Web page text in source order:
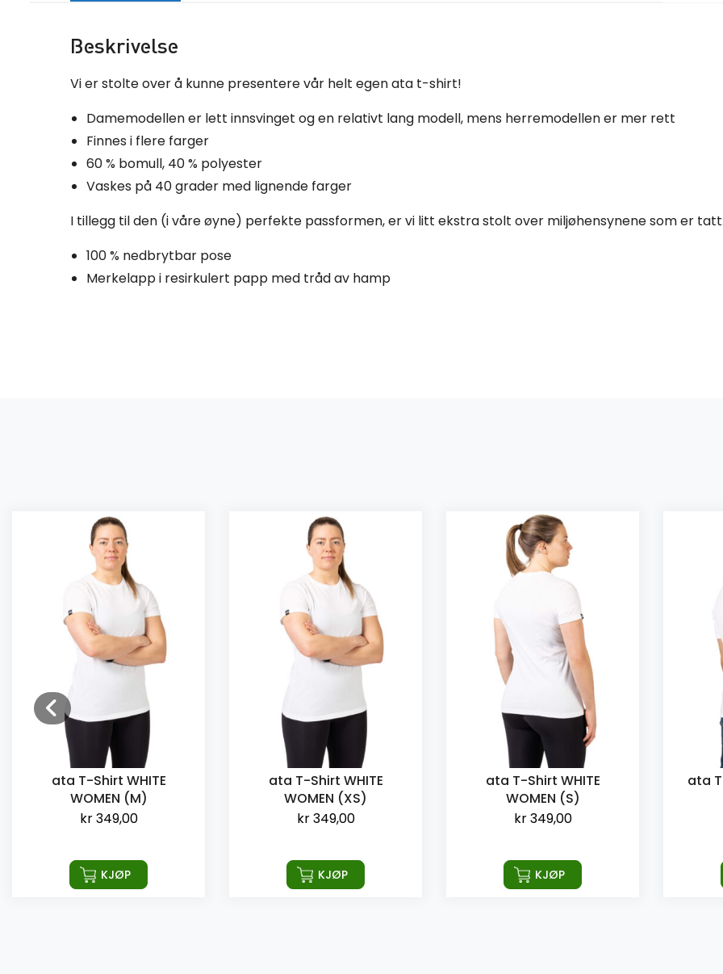
Beskrivelse
Vi er stolte over å kunne presentere vår helt egen ata t-shirt!
Damemodellen er lett innsvinget og en relativt lang modell, mens herremodellen er mer rett
Finnes i flere farger
60 % bomull, 40 % polyester
Vaskes på 40 grader med lignende farger
I tillegg til den (i våre øyne) perfekte passformen, er vi litt ekstra stolt over miljøhensynene som er
100 % nedbrytbar pose
Merkelapp i resirkulert papp med tråd av hamp
ata T-Shirt WHITE
WOMEN (M)
kr349,00
KJØP
ata T-Shirt WHITE
WOMEN (XS)
kr349,00
KJØP
ata T-Shirt WHITE
WOMEN (S)
kr349,00
KJØP
ata